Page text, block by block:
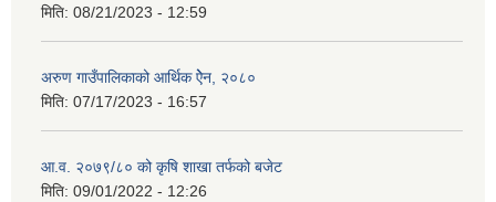
मिति: 08/21/2023 - 12:59
अरुण गाउँपालिकाको आर्थिक ऐेन, २०८०
मिति: 07/17/2023 - 16:57
आ.व. २०७९/८० को कृषि शाखा तर्फको बजेट
मिति: 09/01/2022 - 12:26